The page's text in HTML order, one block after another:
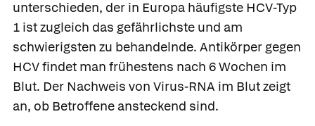
unterschieden, der in Europa häufigste HCV-Typ
1 ist zugleich das gefährlichste und am
schwierigsten zu behandelnde. Antikörper gegen
HCV findet man frühestens nach 6 Wochen im
Blut. Der Nachweis von Virus-RNA im Blut zeigt
an, ob Betroffene ansteckend sind.